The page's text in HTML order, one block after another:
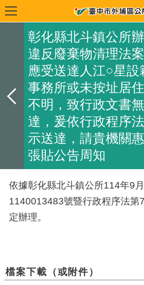
彰化縣北斗鎮公所
違反廢棄物清理法
應受送達人江○星設
事務所或未按址居
不明，致行政文書
達，爰依行政程序
示送達，請貴機關
張貼公告周知
依據彰化縣北斗鎮公所114年9
1140013483號暨行政程序法第
定辦理。
檔案下載（或附件）